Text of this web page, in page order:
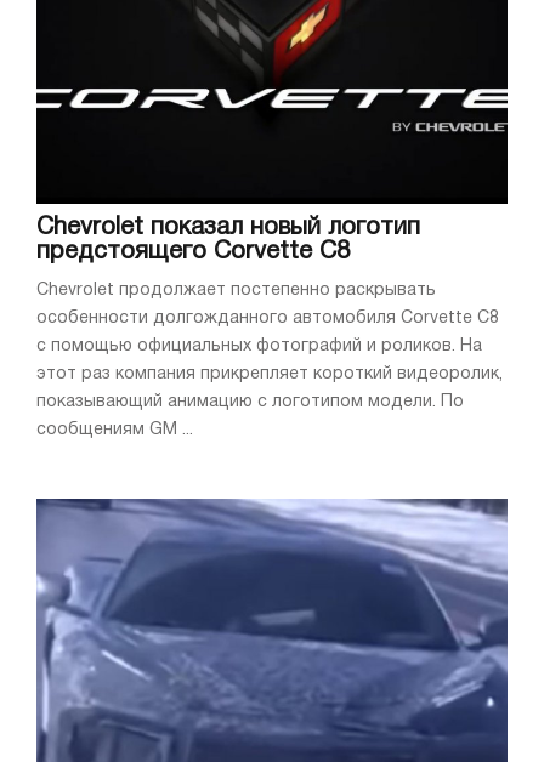
Chevrolet показал новый логотип
предстоящего Corvette C8
Chevrolet продолжает постепенно раскрывать
особенности долгожданного автомобиля Corvette C8
с помощью официальных фотографий и роликов. На
этот раз компания прикрепляет короткий видеоролик,
показывающий анимацию с логотипом модели. По
сообщениям GM ...